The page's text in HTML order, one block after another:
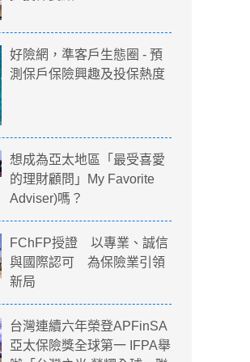
好險網，準客戶生態圈 - 預
測保戶保險興趣及投保熱度
想成為亞太地區「最受喜愛
的理財顧問」My Favorite
Adviser)嗎？
FChFP授證 以專業、誠信
與國際認可 為保險業引領
新局
台灣連續六年榮登APFinSA
亞太保險獎全球第一 IFPA舉